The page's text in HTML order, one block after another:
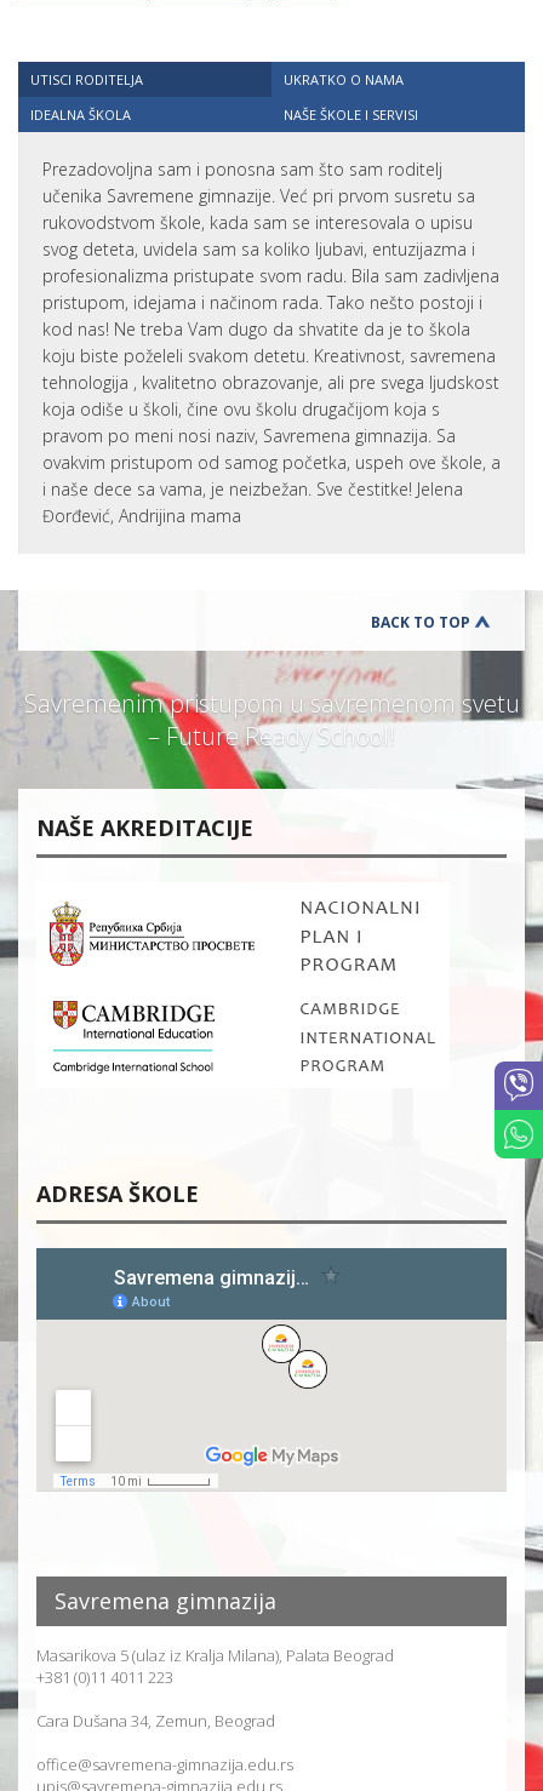
UTISCI RODITELJA
UKRATKO O NAMA
IDEALNA ŠKOLA
NAŠE ŠKOLE I SERVISI
Prezadovoljna sam i ponosna sam što sam roditelj
učenika Savremene gimnazije. Već pri prvom susretu sa
rukovodstvom škole, kada sam se interesovala o upisu
svog deteta, uvidela sam sa koliko ljubavi, entuzijazma i
profesionalizma pristupate svom radu. Bila sam zadivljena
pristupom, idejama i načinom rada. Tako nešto postoji i
kod nas! Ne treba Vam dugo da shvatite da je to škola
koju biste poželeli svakom detetu. Kreativnost, savremena
tehnologija , kvalitetno obrazovanje, ali pre svega ljudskost
koja odiše u školi, čine ovu školu drugačijom koja s
pravom po meni nosi naziv, Savremena gimnazija. Sa
ovakvim pristupom od samog početka, uspeh ove škole, a
i naše dece sa vama, je neizbežan. Sve čestitke! Jelena
Đorđević, Andrijina mama
BACK TO TOP
Savremenim pristupom u savremenom svetu
– Future Ready School!
NAŠE AKREDITACIJE
ADRESA ŠKOLE
Savremena gimnazija
Masarikova 5 (ulaz iz Kralja Milana), Palata Beograd
+381 (0)11 4011 223
Cara Dušana 34, Zemun, Beograd
office@savremena-gimnazija.edu.rs
upis@savremena-gimnazija.edu.rs